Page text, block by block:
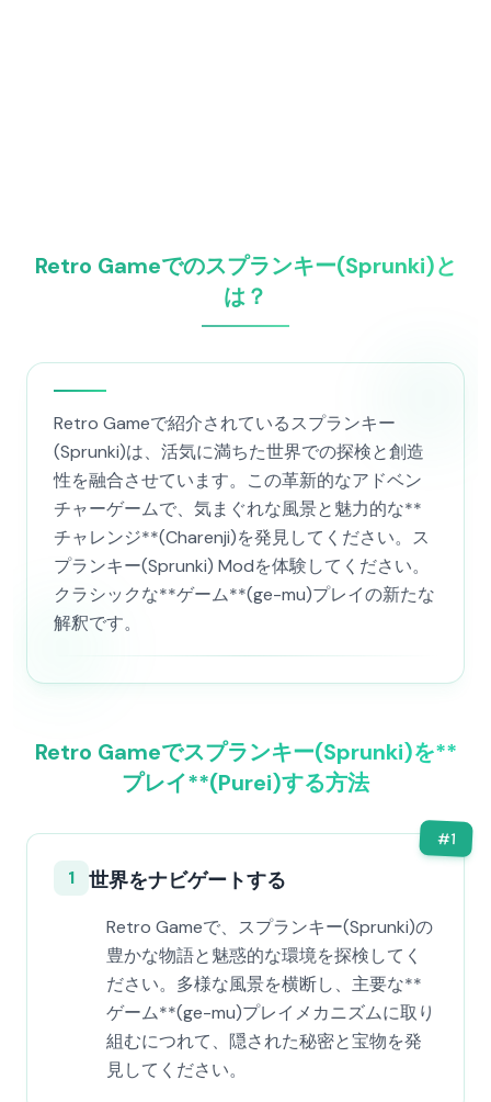
Retro Gameでのスプランキー(Sprunki)と
は？
Retro Gameで紹介されているスプランキー
(Sprunki)は、活気に満ちた世界での探検と創造
性を融合させています。この革新的なアドベン
チャーゲームで、気まぐれな風景と魅力的な**
チャレンジ**(Charenji)を発見してください。ス
プランキー(Sprunki) Modを体験してください。
クラシックな**ゲーム**(ge-mu)プレイの新たな
解釈です。
Retro Gameでスプランキー(Sprunki)を**
プレイ**(Purei)する方法
#1
1 世界をナビゲートする
Retro Gameで、スプランキー(Sprunki)の
豊かな物語と魅惑的な環境を探検してく
ださい。多様な風景を横断し、主要な**
ゲーム**(ge-mu)プレイメカニズムに取り
組むにつれて、隠された秘密と宝物を発
見してください。